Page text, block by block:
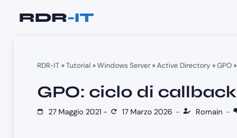
RDR-IT»Tutorial »Windows Server»Active Directory»GPO»
GPO: ciclo di callback
27 Maggio 2021 - 17 Marzo 2026 - Romain -